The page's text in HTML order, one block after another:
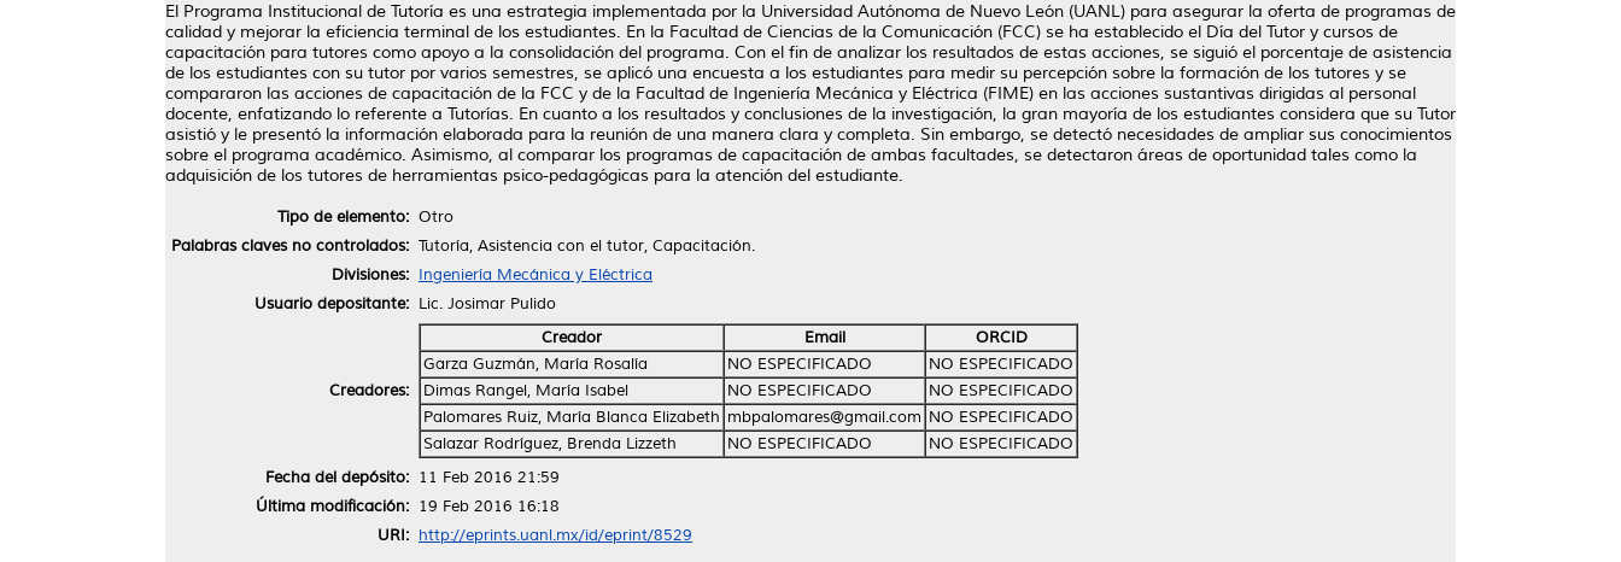
El Programa Institucional de Tutoría es una estrategia implementada por la Universidad Autónoma de Nuevo León (UANL) para asegurar la oferta de programas de
calidad y mejorar la eficiencia terminal de los estudiantes. En la Facultad de Ciencias de la Comunicación (FCC) se ha establecido el Día del Tutor y cursos de
capacitación para tutores como apoyo a la consolidación del programa. Con el fin de analizar los resultados de estas acciones, se siguió el porcentaje de asistencia
de los estudiantes con su tutor por varios semestres, se aplicó una encuesta a los estudiantes para medir su percepción sobre la formación de los tutores y se
compararon las acciones de capacitación de la FCC y de la Facultad de Ingeniería Mecánica y Eléctrica (FIME) en las acciones sustantivas dirigidas al personal
docente, enfatizando lo referente a Tutorías. En cuanto a los resultados y conclusiones de la investigación, la gran mayoría de los estudiantes considera que su Tutor
asistió y le presentó la información elaborada para la reunión de una manera clara y completa. Sin embargo, se detectó necesidades de ampliar sus conocimientos
sobre el programa académico. Asimismo, al comparar los programas de capacitación de ambas facultades, se detectaron áreas de oportunidad tales como la
adquisición de los tutores de herramientas psico-pedagógicas para la atención del estudiante.
Tipo de elemento: Otro
Palabras claves no controlados: Tutoría, Asistencia con el tutor, Capacitación.
Divisiones: Ingeniería Mecánica y Eléctrica
Usuario depositante: Lic. Josimar Pulido
Creadores:
Creador Email
ORCID
Garza Guzmán, María Rosalía
NO ESPECIFICADO
NO ESPECIFICADO
Dimas Rangel, María Isabel
NO ESPECIFICADO
NO ESPECIFICADO
Palomares Ruiz, María Blanca Elizabeth mbpalomares@gmail.com NO ESPECIFICADO
Salazar Rodríguez, Brenda Lizzeth
NO ESPECIFICADO
NO ESPECIFICADO
Fecha del depósito: 11 Feb 2016 21:59
Última modificación: 19 Feb 2016 16:18
URI: http://eprints.uanl.mx/id/eprint/8529